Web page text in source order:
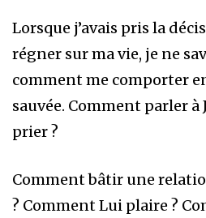
Lorsque j’avais pris la
régner sur ma vie, je ne
comment me comporter
sauvée. Comment parler à
prier ?
Comment bâtir une
? Comment Lui plaire ?